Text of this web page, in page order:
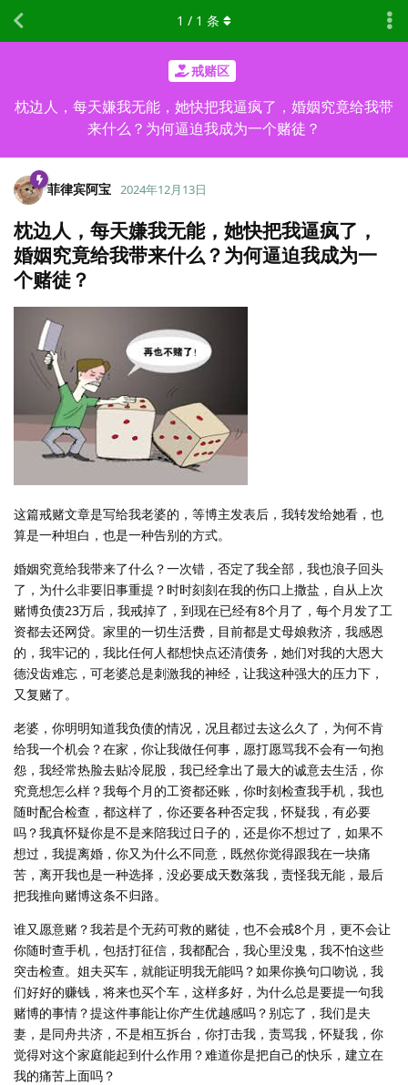
戒赌区
枕边人，每天嫌我无能，她快把我逼疯了，婚姻究竟给我带
来什么？为何逼迫我成为一个赌徒？
1 / 1 条
菲律宾阿宝 2024年12月13日
枕边人，每天嫌我无能，她快把我逼疯了，
婚姻究竟给我带来什么？为何逼迫我成为一
个赌徒？
这篇戒赌文章是写给我老婆的，等博主发表后，我转发给她看，也
算是一种坦白，也是一种告别的方式。
婚姻究竟给我带来了什么？一次错，否定了我全部，我也浪子回头
了，为什么非要旧事重提？时时刻刻在我的伤口上撒盐，自从上次
赌博负债23万后，我戒掉了，到现在已经有8个月了，每个月发了工
资都去还网贷。家里的一切生活费，目前都是丈母娘救济，我感恩
的，我牢记的，我比任何人都想快点还清债务，她们对我的大恩大
德没齿难忘，可老婆总是刺激我的神经，让我这种强大的压力下，
又复赌了。
老婆，你明明知道我负债的情况，况且都过去这么久了，为何不肯
给我一个机会？在家，你让我做任何事，愿打愿骂我不会有一句抱
怨，我经常热脸去贴冷屁股，我已经拿出了最大的诚意去生活，你
究竟想怎么样？我每个月的工资都还账，你时刻检查我手机，我也
随时配合检查，都这样了，你还要各种否定我，怀疑我，有必要
吗？我真怀疑你是不是来陪我过日子的，还是你不想过了，如果不
想过，我提离婚，你又为什么不同意，既然你觉得跟我在一块痛
苦，离开我也是一种选择，没必要成天数落我，责怪我无能，最后
把我推向赌博这条不归路。
谁又愿意赌？我若是个无药可救的赌徒，也不会戒8个月，更不会让
你随时查手机，包括打征信，我都配合，我心里没鬼，我不怕这些
突击检查。姐夫买车，就能证明我无能吗？如果你换句口吻说，我
们好好的赚钱，将来也买个车，这样多好，为什么总是要提一句我
赌博的事情？提这件事能让你产生优越感吗？别忘了，我们是夫
妻，是同舟共济，不是相互拆台，你打击我，责骂我，怀疑我，你
觉得对这个家庭能起到什么作用？难道你是把自己的快乐，建立在
我的痛苦上面吗？